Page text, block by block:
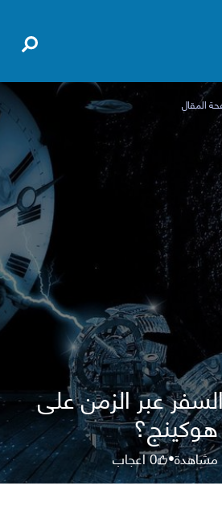
المقال
عبر الزمن على
مشاهدة•
0اعجاب